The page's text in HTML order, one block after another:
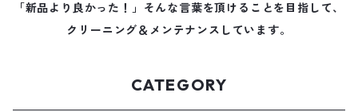
「新品より良かった！」そんな言葉を頂けることを目指して、
クリーニング＆メンテナンスしています。
CATEGORY